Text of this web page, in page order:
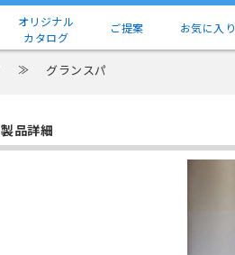
オリジナル
カタログ
ご提案 お気に入り
≫ グランスパ
製品詳細